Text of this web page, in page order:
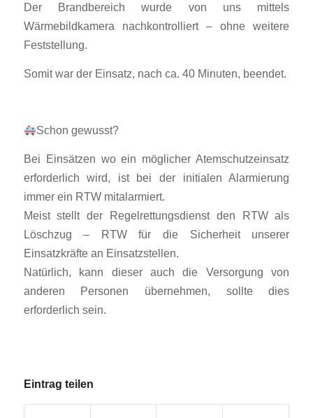
Der Brandbereich wurde von uns mittels
Wärmebildkamera nachkontrolliert – ohne weitere
Feststellung.
Somit war der Einsatz, nach ca. 40 Minuten, beendet.
Schon gewusst?
Bei Einsätzen wo ein möglicher Atemschutzeinsatz
erforderlich wird, ist bei der initialen Alarmierung
immer ein RTW mitalarmiert.
Meist stellt der Regelrettungsdienst den RTW als
Löschzug – RTW für die Sicherheit unserer
Einsatzkräfte an Einsatzstellen.
Natürlich, kann dieser auch die Versorgung von
anderen Personen übernehmen, sollte dies
erforderlich sein.
Eintrag teilen